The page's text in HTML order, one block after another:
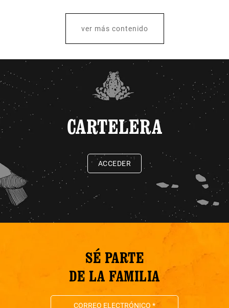
ver más contenido
CARTELERA
ACCEDER
SÉ PARTE
DE LA FAMILIA